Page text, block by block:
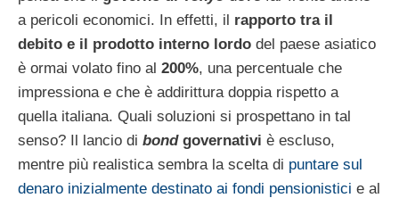
a pericoli economici. In effetti, il rapporto tra il
debito e il prodotto interno lordo del paese asiatico
è ormai volato fino al 200%, una percentuale che
impressiona e che è addirittura doppia rispetto a
quella italiana. Quali soluzioni si prospettano in tal
senso? Il lancio di bondgovernativi è escluso,
mentre più realistica sembra la scelta di puntare sul
denaro inizialmente destinato ai fondi pensionistici e al